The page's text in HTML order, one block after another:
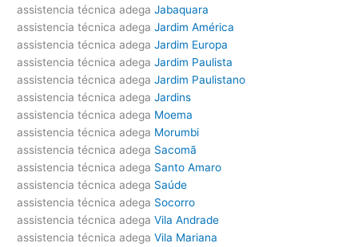
assistencia técnica adega Jabaquara
assistencia técnica adega Jardim América
assistencia técnica adega Jardim Europa
assistencia técnica adega Jardim Paulista
assistencia técnica adega Jardim Paulistano
assistencia técnica adega Jardins
assistencia técnica adega Moema
assistencia técnica adega Morumbi
assistencia técnica adega Sacomã
assistencia técnica adega Santo Amaro
assistencia técnica adega Saúde
assistencia técnica adega Socorro
assistencia técnica adega Vila Andrade
assistencia técnica adega Vila Mariana